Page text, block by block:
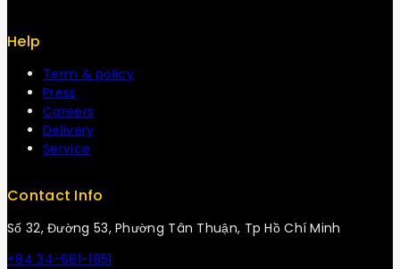
Help
Term & policy
Press
Careers
Delivery
Service
Contact Info
Số 32, Đường 53, Phường Tân Thuận, Tp Hồ Chí Minh
+84 34-661-1851